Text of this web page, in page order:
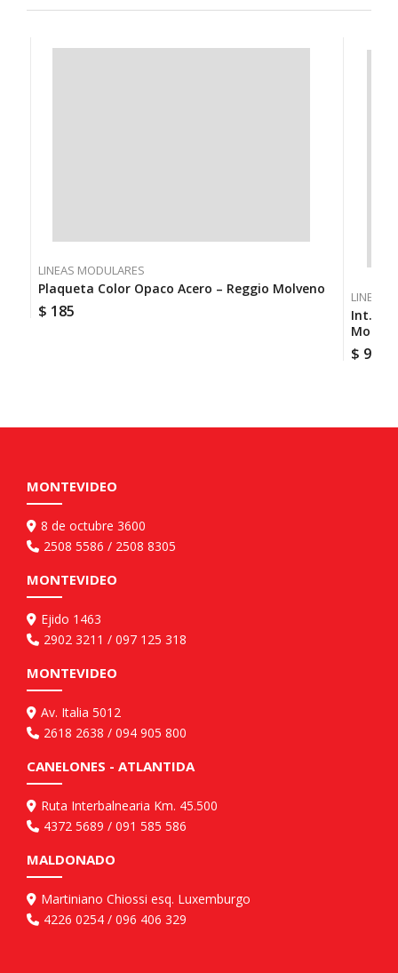
LINEAS MODULARES
Plaqueta Color Opaco Acero – Reggio Molveno
$ 185
LINEAS
Int.
$ 95
MONTEVIDEO
8 de octubre 3600
2508 5586 / 2508 8305
MONTEVIDEO
Ejido 1463
2902 3211 / 097 125 318
MONTEVIDEO
Av. Italia 5012
2618 2638 / 094 905 800
CANELONES - ATLANTIDA
Ruta Interbalnearia Km. 45.500
4372 5689 / 091 585 586
MALDONADO
Martiniano Chiossi esq. Luxemburgo
4226 0254 / 096 406 329